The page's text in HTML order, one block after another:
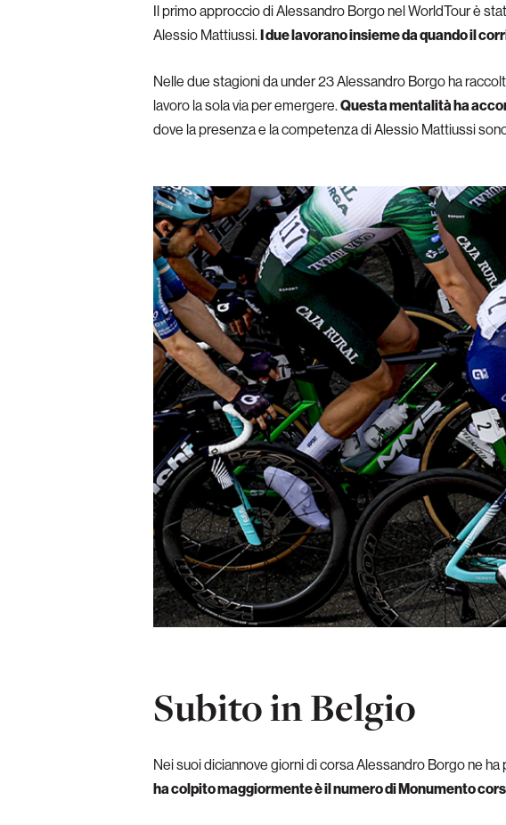
Il primo approccio di Alessandro Borgo nel WorldTour è
Alessio Mattiussi.I due lavorano insieme da quando il
Nelle due stagioni da under 23 Alessandro Borgo ha
lavoro la sola via per emergere.Questa mentalità ha
dove la presenza e la competenza di Alessio Mattiussi
Subito in Belgio
Nei suoi diciannove giorni di corsa Alessandro Borgo ne
ha colpito maggiormente è il numero di Monumento